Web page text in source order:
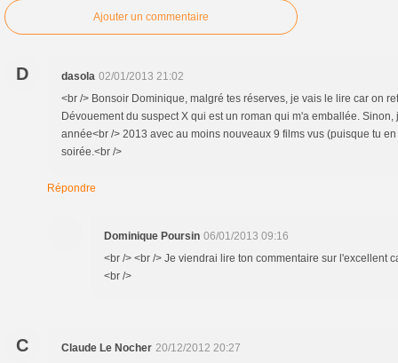
Ajouter un commentaire
D dasola 02/01/2013 21:02
<br /> Bonsoir Dominique, malgré tes réserves, je vais le lire car on
Dévouement du suspect X qui est un roman qui m'a emballée.
année<br /> 2013 avec au moins nouveaux 9 films vus (puisque tu
soirée.<br />
Répondre
Dominique Poursin 06/01/2013 09:16
<br /> <br /> Je viendrai lire ton commentaire sur l'excellent
<br />
C Claude Le Nocher 20/12/2012 20:27